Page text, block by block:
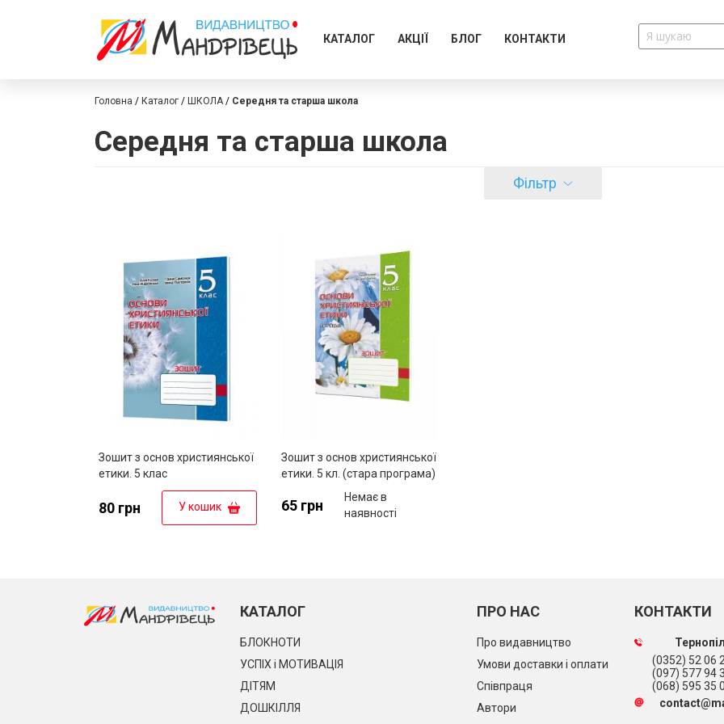
КАТАЛОГ АКЦІЇ БЛОГ КОНТАКТИ
Головна Каталог ШКОЛА Середня та старша школа
Середня та старша школа
Фільтр
Зошит з основ християнської
етики. 5 клас
80 грн У кошик
Зошит з основ християнської
етики. 5 кл. (стара програма)
65 грн
Немає в
наявності
КАТАЛОГ
БЛОКНОТИ
УСПІХ і МОТИВАЦІЯ
ДІТЯМ
ДОШКІЛЛЯ
ПРО НАС
Про видавництво
Умови доставки і оплати
Співпраця
Автори
КОНТАКТИ
(0352) 52 06
(097) 577 94
(068) 595 35